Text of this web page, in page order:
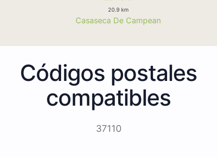
20.9 km
Casaseca De Campean
Códigos postales
compatibles
37110